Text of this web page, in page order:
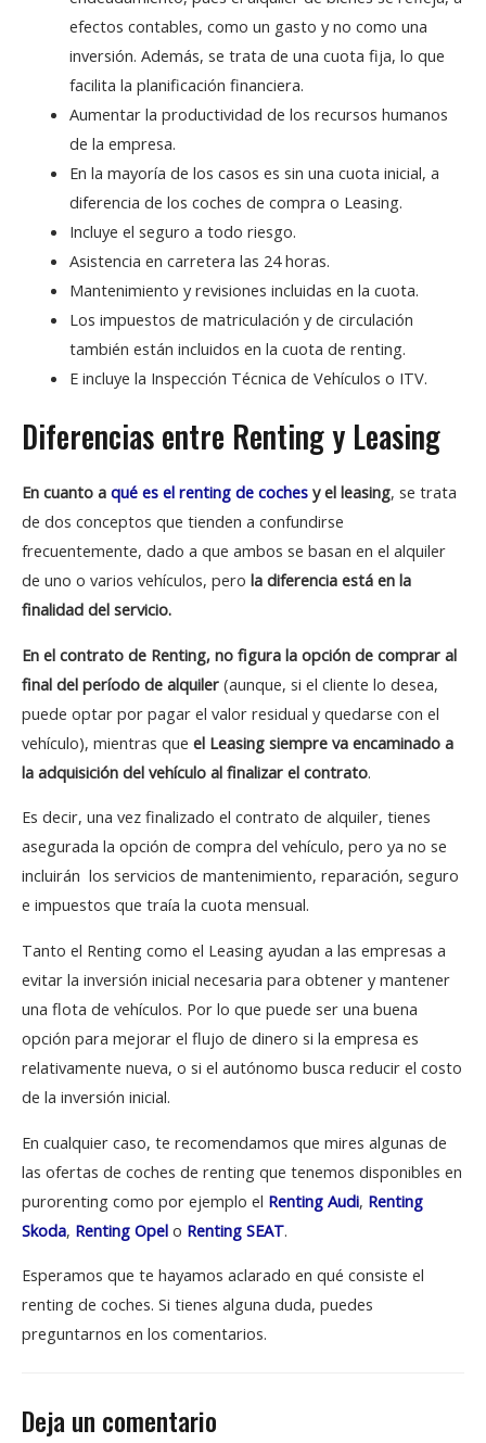
efectos contables, como un gasto y no como una
inversión. Además, se trata de una cuota fija, lo que
facilita la planificación financiera.
Aumentar la productividad de los recursos humanos
de la empresa.
En la mayoría de los casos es sin una cuota inicial, a
diferencia de los coches de compra o Leasing.
Incluye el seguro a todo riesgo.
Asistencia en carretera las 24 horas.
Mantenimiento y revisiones incluidas en la cuota.
Los impuestos de matriculación y de circulación
también están incluidos en la cuota de renting.
E incluye la Inspección Técnica de Vehículos o ITV.
Diferencias entre Renting y Leasing
En cuanto a qué es el renting de coches y el leasing, se trata
de dos conceptos que tienden a confundirse
frecuentemente, dado a que ambos se basan en el alquiler
de uno o varios vehículos, pero la diferencia está en la
finalidad del servicio.
En el contrato de Renting, no figura la opción de comprar al
final del período de alquiler (aunque, si el cliente lo desea,
puede optar por pagar el valor residual y quedarse con el
vehículo), mientras que el Leasing siempre va encaminado a
la adquisición del vehículo al finalizar el contrato.
Es decir, una vez finalizado el contrato de alquiler, tienes
asegurada la opción de compra del vehículo, pero ya no se
incluirán los servicios de mantenimiento, reparación, seguro
e impuestos que traía la cuota mensual.
Tanto el Renting como el Leasing ayudan a las empresas a
evitar la inversión inicial necesaria para obtener y mantener
una flota de vehículos. Por lo que puede ser una buena
opción para mejorar el flujo de dinero si la empresa es
relativamente nueva, o si el autónomo busca reducir el costo
de la inversión inicial.
En cualquier caso, te recomendamos que mires algunas de
las ofertas de coches de renting que tenemos disponibles en
purorenting como por ejemplo el Renting Audi, Renting
Skoda, Renting Opel o Renting SEAT.
Esperamos que te hayamos aclarado en qué consiste el
renting de coches. Si tienes alguna duda, puedes
preguntarnos en los comentarios.
Deja un comentario